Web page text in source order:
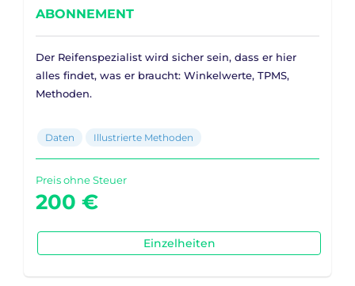
ABONNEMENT
Der Reifenspezialist wird sicher sein, dass er hier
alles findet, was er braucht: Winkelwerte, TPMS,
Methoden.
Daten Illustrierte Methoden
Preis ohne Steuer
200 €
Einzelheiten